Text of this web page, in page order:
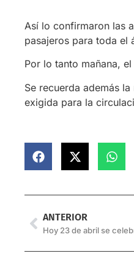
Así lo confirmaron las
pasajeros para toda el
Por lo tanto mañana,
Se recuerda además
exigida para la
ANTERIOR